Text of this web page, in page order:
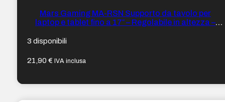
Mars Gaming MA-RSN Supporto da tavolo per
laptop e tablet fino a 17″ – Regolabile in altezza –
260x225x38 mm – Colore acciaio
3 disponibili
21,90€ IVA inclusa